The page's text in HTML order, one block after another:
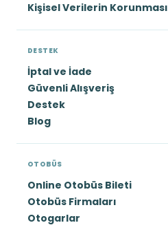
Kişisel Verilerin Korunması
DESTEK
İptal ve İade
Güvenli Alışveriş
Destek
Blog
OTOBÜS
Online Otobüs Bileti
Otobüs Firmaları
Otogarlar